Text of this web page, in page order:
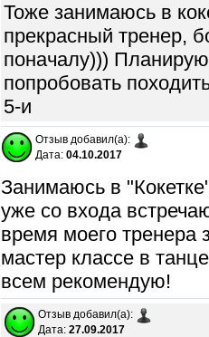
Тоже занимаюсь в
прекрасный тренер,
поначалу)))
попробовать
5-и
Отзыв добавил(а):
Дата: 04.10.2017
Занимаюсь в
уже со входа
время моего
мастер классе в
всем рекомендую!
Отзыв добавил(а):
Дата: 27.09.2017